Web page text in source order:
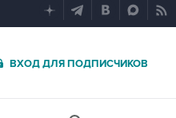
ВХОД ДЛЯ ПОДПИСЧИКОВ